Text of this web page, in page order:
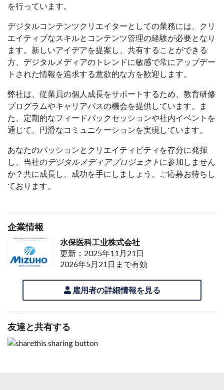
を行っています。
デジタルコンテンツクリエイターとしての業務には、クリ
エイティブなスキルとコンテンツ管理の経験が必要となり
ます。新しいアイデアを提案し、共有することができる
方、デジタルメディアのトレンドに敏感で常にアップデー
トされた情報を追求する意欲的な方を歓迎します。
弊社は、従業員の個人成長をサポートするため、教育研修
プログラムやキャリアパスの機会を提供しています。ま
た、定期的なフィードバックセッションや社内イベントを
通じて、円滑なコミュニケーションを実現しています。
あなたのパッションとクリエイティビティを存分に発揮
し、当社のデジタルメディアプロジェクト に参加しません
か？共に成長し、成功を手にしましょう。ご応募お待ちし
ております。
企業情報
水保医科工业株式会社
更新：2025年11月21日
2026年5月21日まで有効
雇用者の詳細情報を見る
友達と共有する